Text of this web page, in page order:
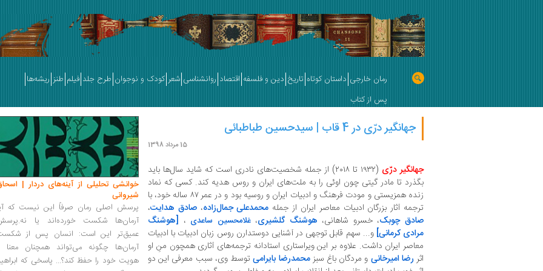
رمان خارجی داستان کوتاه تاریخ دین و فلسفه اقتصاد روانشناسی شعر کودک و نوجوان طرح جلد فیلم طنز ریشه‌ها
پس از کتاب
جهانگیر درّی در 4 قاب | سیدحسین طباطبائی
15 مرداد 1398
جهانگیر درّی
(۱۹۳۲ تا ۲۰۱۸) از جمله شخصیت‌های نادری است که شاید سال‌ها باید
بگذرد تا مادر گیتی چون اوئی را به ملت‌های ایران و روس هدیه کند. کسی که نماد
زنده همزیستی و مودت فرهنگ و ادبیات ایران و روسیه بود و در عمر ۸۷ ساله خود، با
ترجمه آثار بزرگان ادبیات معاصر ایران از جمله محمدعلی جمال‌زاده،صادق هدایت،
صادق چوبک، خسرو شاهانی، هوشنگ گلشیری،غلامحسین ساعدی ، [هوشنگ
مرادی کرمانی] و... سهم قابل توجهی در آشنایی دوستدارن روس زبان ادبیات با ادبیات
معاصر ایران داشت. علاوه بر این ویراستاری استادانه ترجمه‌های آثاری همچون منِ او
اثررضا امیرخانی و مردگان باغ سبزمحمدرضا بایرامیتوسط وی، سبب معرفی این دو
خوانشی تحلیلی از آینه‌های دردار |
شیروانی
پرسش اصلی رمان صرفاً این نیست که
آرمان‌ها شکست خورده‌اند یا
عمیق‌تر این است: انسان پس از
آرمان‌ها چگونه می‌تواند همچنان معنا
هویت خود را حفظ کند؟... پاسخی که